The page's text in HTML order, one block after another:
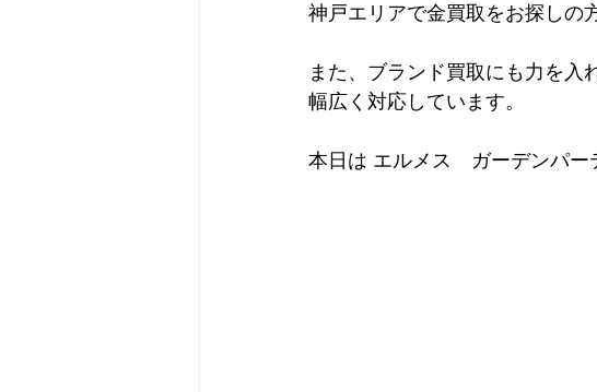
神戸エリアで金買取をお探しの
また、ブランド買取にも力を入
幅広く対応しています。
本日は エルメス　ガーデンパ